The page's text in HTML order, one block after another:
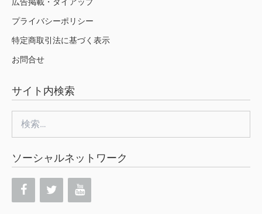
広告掲載・タイアップ
プライバシーポリシー
特定商取引法に基づく表示
お問合せ
サイト内検索
索:
ソーシャルネットワーク